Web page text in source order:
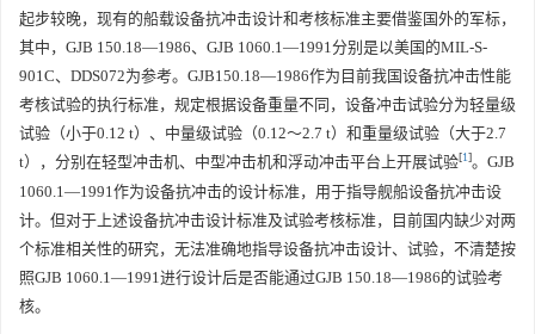
起步较晚，现有的船载设备抗冲击设计和考核标准主要借鉴国外的军标，
其中，GJB 150.18—1986、GJB 1060.1—1991分别是以美国的MIL-S-
901C、DDS072为参考。GJB150.18—1986作为目前我国设备抗冲击性能
考核试验的执行标准，规定根据设备重量不同，设备冲击试验分为轻量级
试验（小于0.12 t）、中量级试验（0.12～2.7 t）和重量级试验（大于2.7
t），分别在轻型冲击机、中型冲击机和浮动冲击平台上开展试验[1]。GJB
1060.1—1991作为设备抗冲击的设计标准，用于指导舰船设备抗冲击设
计。但对于上述设备抗冲击设计标准及试验考核标准，目前国内缺少对两
个标准相关性的研究，无法准确地指导设备抗冲击设计、试验，不清楚按
照GJB 1060.1—1991进行设计后是否能通过GJB 150.18—1986的试验考
核。